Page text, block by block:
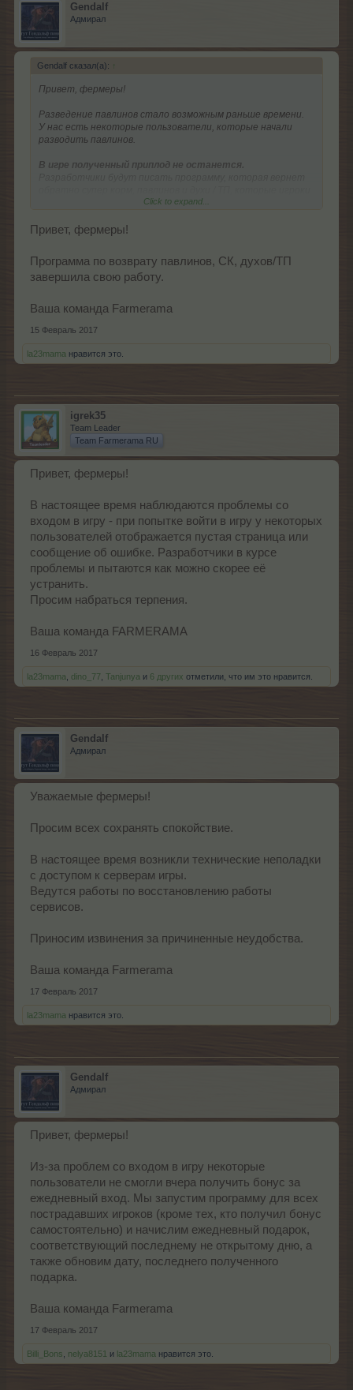
Gendalf
Адмирал
Gendalf сказал(а): ↑
Привет, фермеры!
Разведение павлинов стало возможным раньше времени.
У нас есть некоторые пользователи, которые начали
разводить павлинов.
В игре полученный приплод не останется.
использовали для разведения.
Ваша команда FARMERAMA.
Click to expand...
Привет, фермеры!
Программа по возврату павлинов, СК, духов/ТП
завершила свою работу.
Ваша команда Farmerama
15 Февраль 2017
la23mama нравится это.
igrek35
Team Leader
Team Farmerama RU
Привет, фермеры!
В настоящее время наблюдаются проблемы со
входом в игру - при попытке войти в игру у некоторых
пользователей отображается пустая страница или
сообщение об ошибке. Разработчики в курсе
проблемы и пытаются как можно скорее её
устранить.
Просим набраться терпения.
Ваша команда FARMERAMA
16 Февраль 2017
la23mama dino_77 Tanjunya и 6 других отметили, что им это нравится.
Gendalf
Адмирал
Уважаемые фермеры!
Просим всех сохранять спокойствие.
В настоящее время возникли технические неполадки
с доступом к серверам игры.
Ведутся работы по восстановлению работы
сервисов.
Приносим извинения за причиненные неудобства.
Ваша команда Farmerama
17 Февраль 2017
la23mama нравится это.
Gendalf
Адмирал
Привет, фермеры!
Из-за проблем со входом в игру некоторые
пользователи не смогли вчера получить бонус за
ежедневный вход. Мы запустим программу для всех
пострадавших игроков (кроме тех, кто получил бонус
самостоятельно) и начислим ежедневный подарок,
соответствующий последнему не открытому дню, а
также обновим дату, последнего полученного
подарка.
Ваша команда Farmerama
17 Февраль 2017
Billi_Bons nelya8151 и la23mama нравится это.